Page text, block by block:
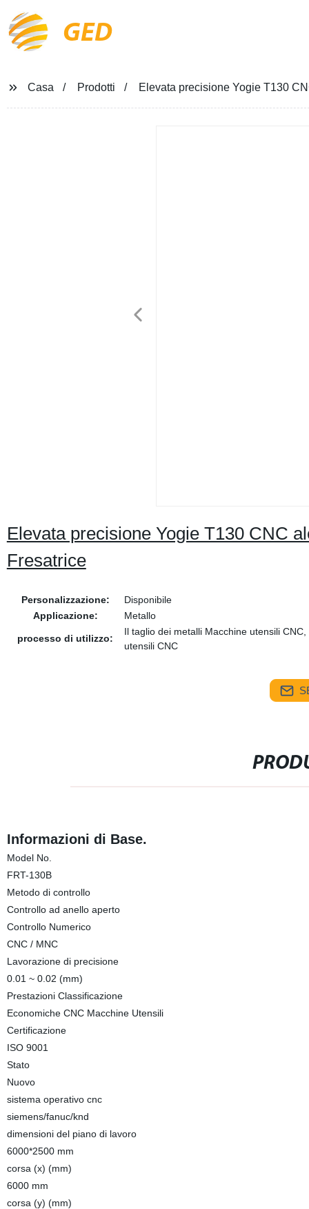
GED
Casa Prodotti Elevata precisione Yogie T130
Elevata precisione Yogie T130 CNC
Fresatrice
Personalizzazione:
Disponibile
Applicazione:
Metallo
processo di utilizzo:
Il taglio dei metalli Macchine utensili
utensili CNC
Informazioni di Base.
Model No.
FRT-130B
Metodo di controllo
Controllo ad anello aperto
Controllo Numerico
CNC / MNC
Lavorazione di precisione
0.01 ~ 0.02 (mm)
Prestazioni Classificazione
Economiche CNC Macchine Utensili
Certificazione
ISO 9001
Stato
Nuovo
sistema operativo cnc
siemens/fanuc/knd
dimensioni del piano di lavoro
6000*2500 mm
corsa (x) (mm)
6000 mm
corsa (y) (mm)